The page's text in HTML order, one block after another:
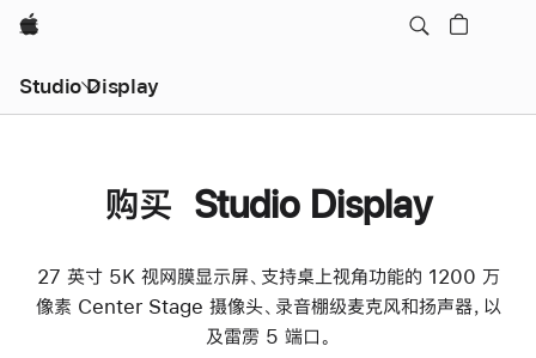
Apple
Studio Display
购买 Studio Display
27 英寸 5K 视网膜显示屏、支持桌上视角功能的 1200 万
像素 Center Stage 摄像头、录音棚级麦克风和扬声器，以
及雷雳 5 端口。